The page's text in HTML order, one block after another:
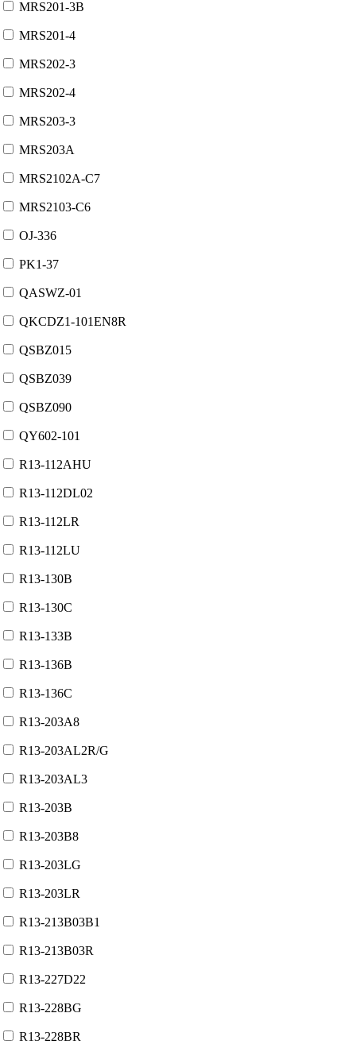
MRS201-3B
MRS201-4
MRS202-3
MRS202-4
MRS203-3
MRS203A
MRS2102A-C7
MRS2103-C6
OJ-336
PK1-37
QASWZ-01
QKCDZ1-101EN8R
QSBZ015
QSBZ039
QSBZ090
QY602-101
R13-112AHU
R13-112DL02
R13-112LR
R13-112LU
R13-130B
R13-130C
R13-133B
R13-136B
R13-136C
R13-203A8
R13-203AL2R/G
R13-203AL3
R13-203B
R13-203B8
R13-203LG
R13-203LR
R13-213B03B1
R13-213B03R
R13-227D22
R13-228BG
R13-228BR